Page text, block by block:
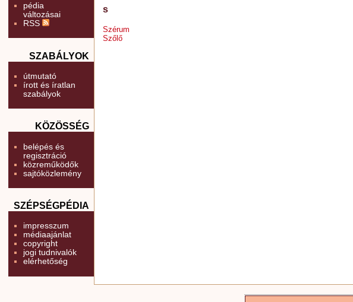
pédia
változásai
RSS
SZABÁLYOK
útmutató
írott és íratlan
szabályok
KÖZÖSSÉG
belépés és
regisztráció
közreműködők
sajtóközlemény
SZÉPSÉGPÉDIA
impresszum
médiaajánlat
copyright
jogi tudnivalók
elérhetőség
s
Szérum
Szőlő